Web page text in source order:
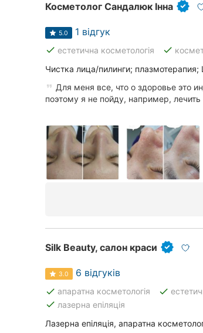
Косметолог Сандалюк Інна
5.0 1 відгук
done естетична косметологія done
Чистка лица/пилинги;
Для меня все, что о здоровье это
поэтому я не пойду, например,
Silk Beauty, салон краси
3.0 6 відгуків
done апаратна косметологія done
done лазерна епіляція
Лазерна епіляція, апаратна